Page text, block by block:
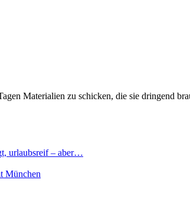
Materialien zu schicken, die sie dringend
urlaubsreif – aber…
München